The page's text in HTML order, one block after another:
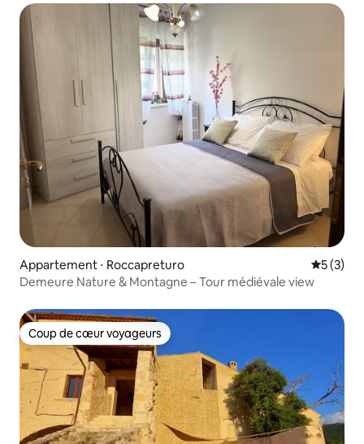
Appartement ⋅ Roccapreturo
5 (3)
Demeure Nature & Montagne – Tour médiévale view
Coup de cœur voyageurs
Coup de cœur voyageurs